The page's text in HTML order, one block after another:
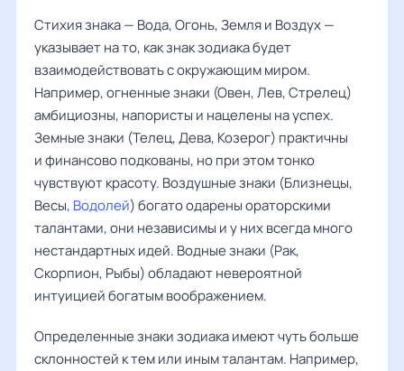
Стихия знака — Вода, Огонь, Земля и Воздух —
указывает на то, как знак зодиака будет
взаимодействовать с окружающим миром.
Например, огненные знаки (Овен, Лев, Стрелец)
амбициозны, напористы и нацелены на успех.
Земные знаки (Телец, Дева, Козерог) практичны
и финансово подкованы, но при этом тонко
чувствуют красоту. Воздушные знаки (Близнецы,
Весы, Водолей) богато одарены ораторскими
талантами, они независимы и у них всегда много
нестандартных идей. Водные знаки (Рак,
Скорпион, Рыбы) обладают невероятной
интуицией богатым воображением.
Определенные знаки зодиака имеют чуть больше
склонностей к тем или иным талантам. Например,